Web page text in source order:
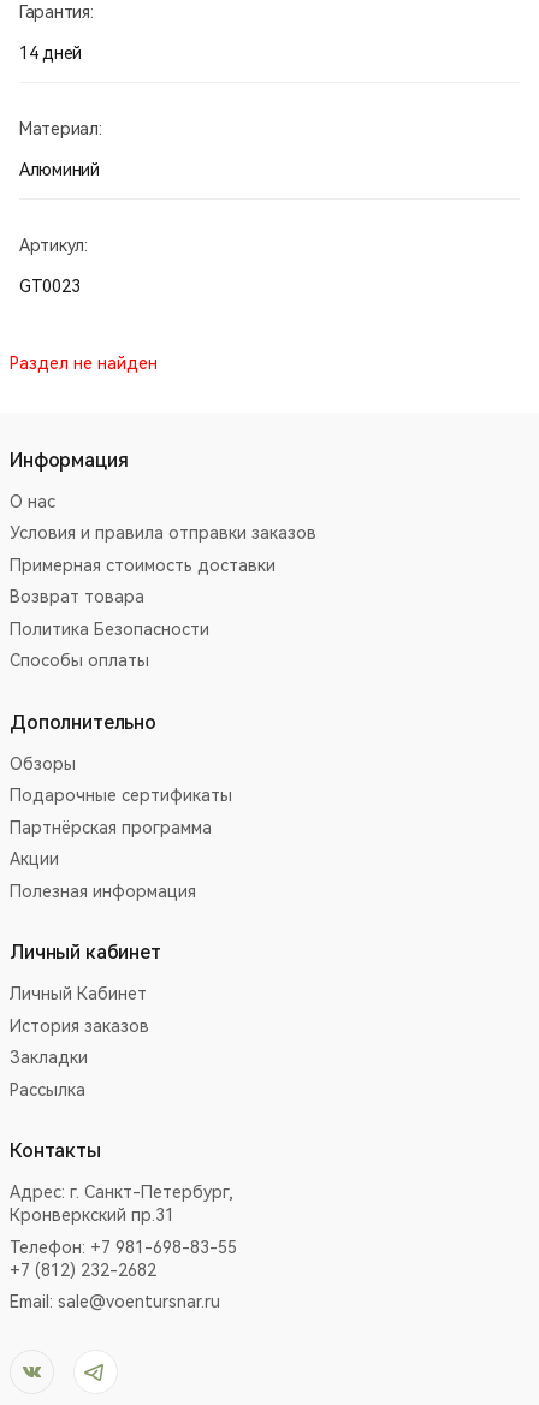
Гарантия:
14 дней
Материал:
Алюминий
Артикул:
GT0023
Раздел не найден
Информация
О нас
Условия и правила отправки заказов
Примерная стоимость доставки
Возврат товара
Политика Безопасности
Способы оплаты
Дополнительно
Обзоры
Подарочные сертификаты
Партнёрская программа
Акции
Полезная информация
Личный кабинет
Личный Кабинет
История заказов
Закладки
Рассылка
Контакты
Адрес: г. Санкт-Петербург,
Кронверкский пр.31
Телефон: +7 981-698-83-55
+7 (812) 232-2682
Email: sale@voentursnar.ru